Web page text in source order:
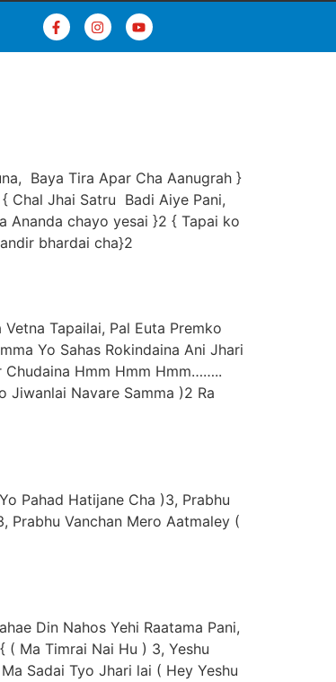
Baya Tira Apar Cha Aanugrah }
Chal Jhai Satru Badi Aiye Pani,
Ananda chayo yesai }2 { Tapai ko
bhardai cha}2
Tapailai, Pal Euta Premko
Yo Sahas Rokindaina Ani Jhari
Chudaina Hmm Hmm Hmm……..
Navare Samma )2 Ra
Pahad Hatijane Cha )3, Prabhu
Prabhu Vanchan Mero Aatmaley (
Din Nahos Yehi Raatama Pani,
( Ma Timrai Nai Hu ) 3, Yeshu
Sadai Tyo Jhari lai ( Hey Yeshu